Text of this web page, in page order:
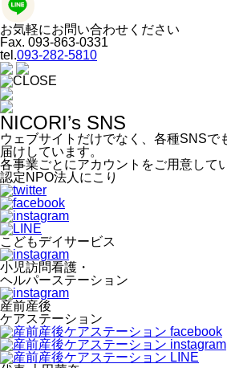
お気軽にお問い合わせください
Fax. 093-863-0331
tel.093-282-5810
NICORI’s SNS
ウェブサイトだけでなく、各種SNSで
届けしています。
各事業ごとにアカウントをご用意して
認定NPO法人にこり
こどもデイサービス
小児訪問看護・
ヘルパーステーション
産前産後
ケアステーション